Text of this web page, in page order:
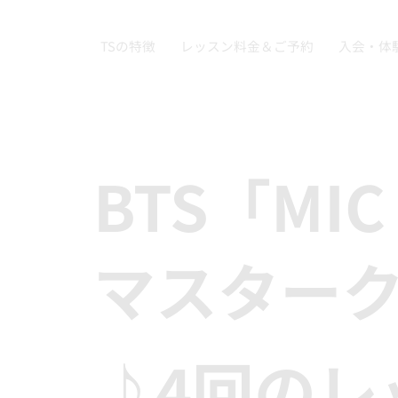
TSの特徴 レッスン料金＆ご予約 入会・体
BTS「
マスター